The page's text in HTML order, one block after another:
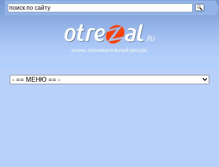
очень познавательный ресурс